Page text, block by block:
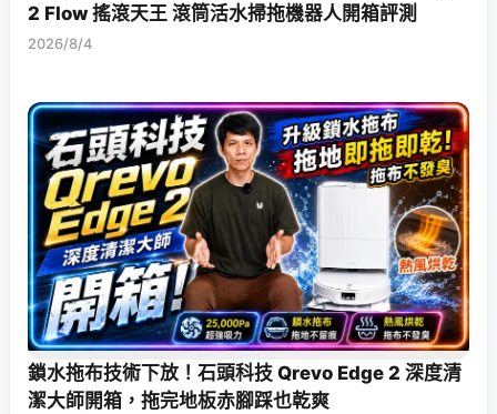
2 Flow 搖滾天王 滾筒活水掃拖機器人開箱評測
2026/8/4
鎖水拖布技術下放！石頭科技 Qrevo Edge 2 深度清
潔大師開箱，拖完地板赤腳踩也乾爽